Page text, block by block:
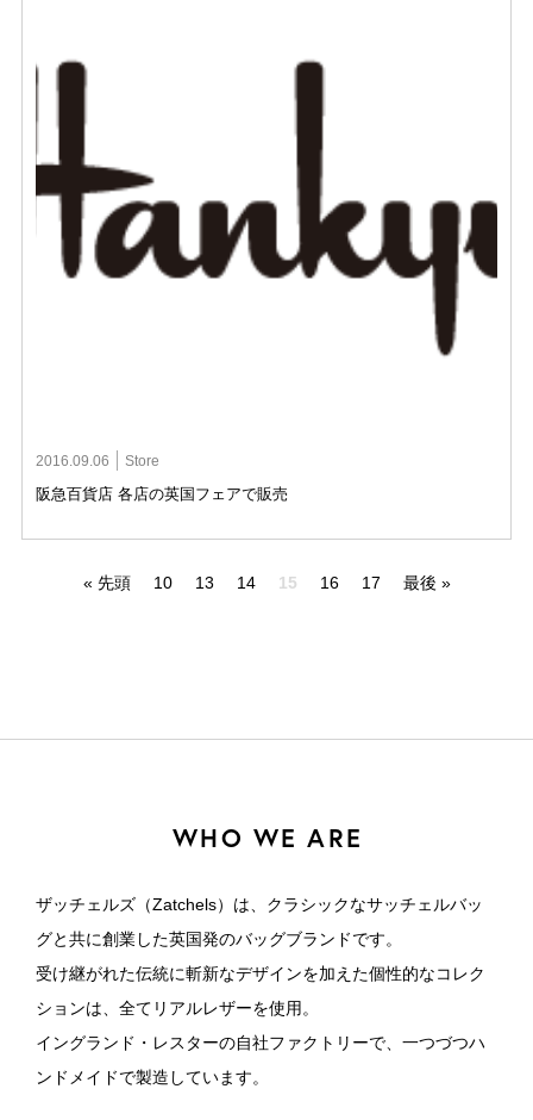
2016.09.06 Store
阪急百貨店 各店の英国フェアで販売
« 先頭 10 13 14 15 16 17 最後 »
WHO WE ARE
ザッチェルズ（Zatchels）は、クラシックなサッチェルバッ
グと共に創業した英国発のバッグブランドです。
受け継がれた伝統に斬新なデザインを加えた個性的なコレク
ションは、全てリアルレザーを使用。
イングランド・レスターの自社ファクトリーで、一つづつハ
ンドメイドで製造しています。